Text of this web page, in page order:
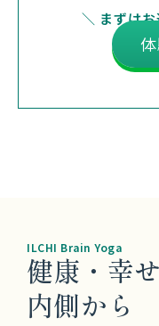
＼ まずは
ILCHI Brain Yoga
健康・幸
内側から